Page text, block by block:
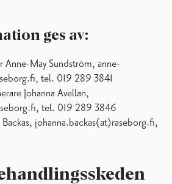
ges av:
Anne-May Sundström, anne-
tel. 019 289 3841
Johanna Avellan,
tel. 019 289 3846
Backas, johanna.backas(at)raseborg.fi,